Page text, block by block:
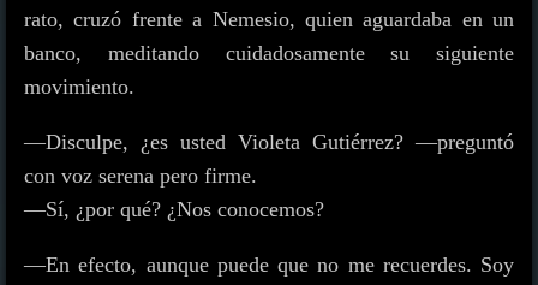
rato, cruzó frente a Nemesio, quien aguardaba en un
banco, meditando cuidadosamente su siguiente
movimiento.
—Disculpe, ¿es usted Violeta Gutiérrez? —preguntó
con voz serena pero firme.
—Sí, ¿por qué? ¿Nos conocemos?
—En efecto, aunque puede que no me recuerdes. Soy